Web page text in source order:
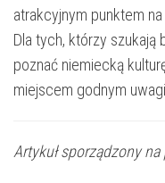
atrakcyjnym punktem na
Dla tych, którzy szukają
poznać niemiecką
miejscem godnym uwagi.
Artykuł sporządzony